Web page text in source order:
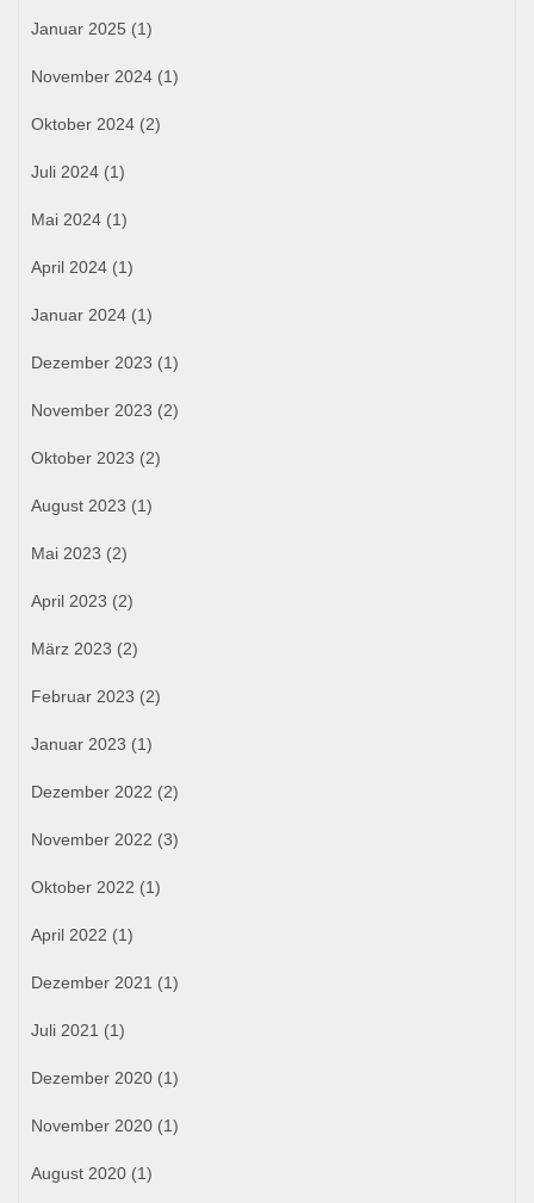
Januar 2025 (1)
November 2024 (1)
Oktober 2024 (2)
Juli 2024 (1)
Mai 2024 (1)
April 2024 (1)
Januar 2024 (1)
Dezember 2023 (1)
November 2023 (2)
Oktober 2023 (2)
August 2023 (1)
Mai 2023 (2)
April 2023 (2)
März 2023 (2)
Februar 2023 (2)
Januar 2023 (1)
Dezember 2022 (2)
November 2022 (3)
Oktober 2022 (1)
April 2022 (1)
Dezember 2021 (1)
Juli 2021 (1)
Dezember 2020 (1)
November 2020 (1)
August 2020 (1)